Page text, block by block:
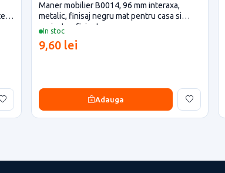
In stoc
Maner mobilier B0014, 96 mm interaxa,
metalic, finisaj negru mat pentru casa si
proiecte eficiente
9,60 lei
Adauga